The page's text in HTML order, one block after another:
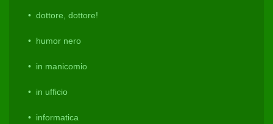
dottore, dottore!
humor nero
in manicomio
in ufficio
informatica